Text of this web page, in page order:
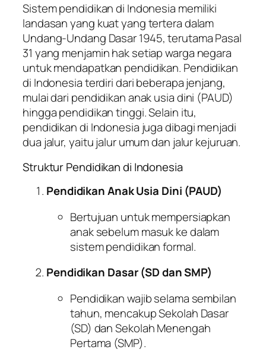
Sistem pendidikan di Indonesia memiliki
landasan yang kuat yang tertera dalam
Undang-Undang Dasar 1945, terutama Pasal
31 yang menjamin hak setiap warga negara
untuk mendapatkan pendidikan. Pendidikan
di Indonesia terdiri dari beberapa jenjang,
mulai dari pendidikan anak usia dini (PAUD)
hingga pendidikan tinggi. Selain itu,
pendidikan di Indonesia juga dibagi menjadi
dua jalur, yaitu jalur umum dan jalur kejuruan.
Struktur Pendidikan di Indonesia
Pendidikan Anak Usia Dini (PAUD)
Bertujuan untuk mempersiapkan
anak sebelum masuk ke dalam
sistem pendidikan formal.
Pendidikan Dasar (SD dan SMP)
Pendidikan wajib selama sembilan
tahun, mencakup Sekolah Dasar
(SD) dan Sekolah Menengah
Pertama (SMP).